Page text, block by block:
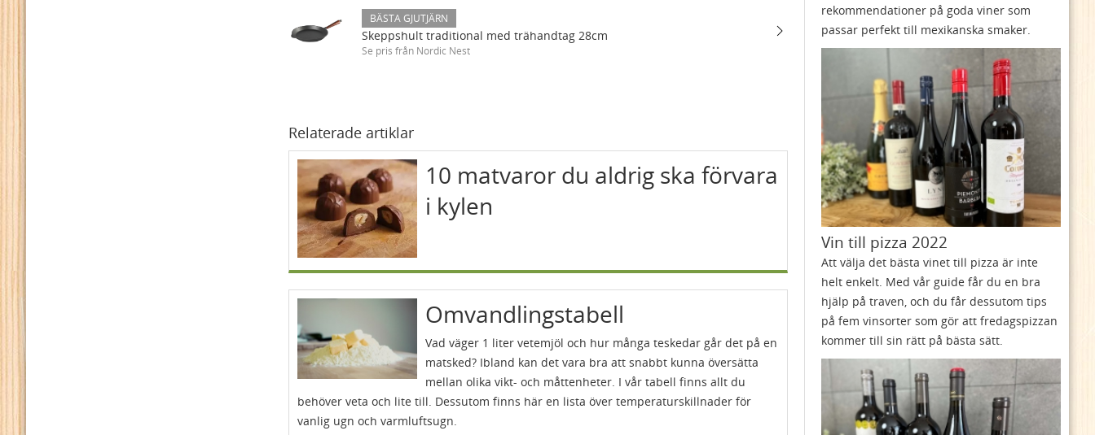
BÄSTA GJUTJÄRN
Skeppshult traditional med trähandtag 28cm
Se pris från Nordic Nest
Relaterade artiklar
10 matvaror du aldrig ska förvara
i kylen
Omvandlingstabell
Vad väger 1 liter vetemjöl och hur många teskedar går det på en
matsked? Ibland kan det vara bra att snabbt kunna översätta
mellan olika vikt- och måttenheter. I vår tabell finns allt du
behöver veta och lite till. Dessutom finns här en lista över temperaturskillnader för
vanlig ugn och varmluftsugn.
rekommendationer på goda viner som
passar perfekt till mexikanska smaker.
Vin till pizza 2022
Att välja det bästa vinet till pizza är inte
helt enkelt. Med vår guide får du en bra
hjälp på traven, och du får dessutom tips
på fem vinsorter som gör att fredagspizzan
kommer till sin rätt på bästa sätt.